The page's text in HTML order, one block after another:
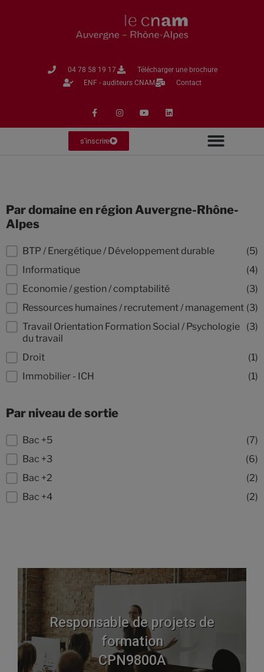
04 78 58 19 17​
Télécharger une brochure
ENF - auditeurs CNAM
Contact
s'inscrire
Par domaine en région Auvergne-Rhône-
Alpes
Par domaine en région Auvergne-Rhône-
BTP / Energétique / Développement durable
(5)
Informatique
(4)
Economie / gestion / comptabilité
(3)
Ressources humaines / recrutement / management (3)
Travail Orientation Formation Social / Psychologie
du travail
(3)
Droit
(1)
Immobilier - ICH
(1)
Par niveau de sortie
Par niveau de sortie
Bac +5
(7)
Bac +3
(6)
Bac +2
(2)
Bac +4
(2)
Responsable de projets de
formation
CPN9800A